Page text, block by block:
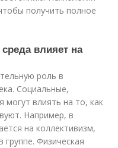
получить полное
влияет на
роль в
Социальные,
могут влиять на то, как
Например, в
на коллективизм,
Физическая